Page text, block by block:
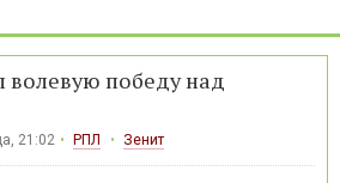
волевую победу над
21:02 РПЛ Зенит